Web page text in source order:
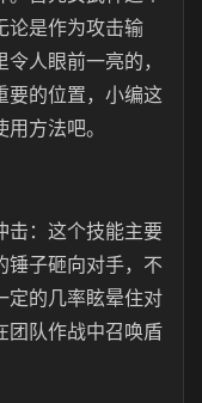
论是作为攻击输
人眼前一亮的，
要的位置，小编这
方法吧。
击：这个技能主要
锤子砸向对手，不
定的几率眩晕住对
团队作战中召唤盾